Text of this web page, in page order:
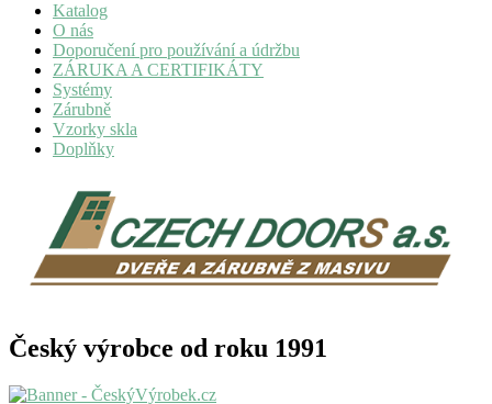
Katalog
O nás
Doporučení pro používání a údržbu
ZÁRUKA A CERTIFIKÁTY
Systémy
Zárubně
Vzorky skla
Doplňky
Český výrobce od roku 1991